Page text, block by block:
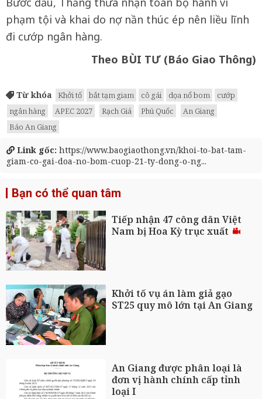
phạm tội và khai do nợ nần thúc ép nên liều lĩnh
đi cướp ngân hàng.
Theo BÙI TƯ (Báo Giao Thông)
Từ khóa Khởi tố bắt tạm giam cô gái dọa nổ bom
cướp
ngân hàng
APEC 2027 Rạch Giá Phú Quốc
An Giang
Báo An Giang
Link gốc: https://www.baogiaothong.vn/khoi-to-bat-tam-
giam-co-gai-doa-no-bom-cuop-21-ty-dong-o-ng...
Bạn có thể quan tâm
Tiếp nhận 47 công dân Việt
Nam bị Hoa Kỳ trục xuất
Khởi tố vụ án làm giả gạo
ST25 quy mô lớn tại An Giang
An Giang được phân loại là
đơn vị hành chính cấp tỉnh
loại I